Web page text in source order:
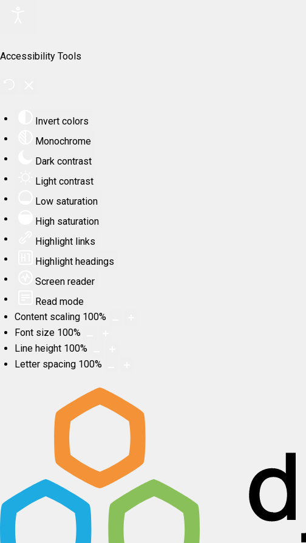
Accessibility Tools
Invert colors
Monochrome
Dark contrast
Light contrast
Low saturation
High saturation
Highlight links
Highlight headings
Screen reader
Read mode
Content scaling 100%
Font size 100%
Line height 100%
Letter spacing 100%